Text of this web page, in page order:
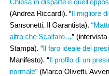
(Andrea Riccardi). “Il migliore
Sansonetti, Il Garantista). “
altro che Scalfaro…”
Stampa). “Il faro ideale del
Manifesto). “Il profilo di un
normale” (Marco Olivetti,